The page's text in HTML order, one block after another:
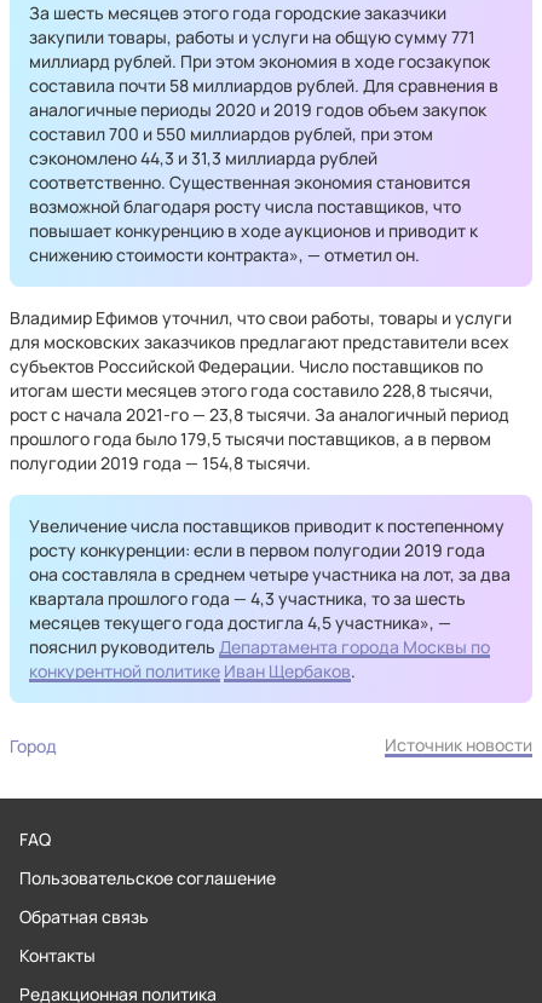
За шесть месяцев этого года городские заказчики
закупили товары, работы и услуги на общую сумму 771
миллиард рублей. При этом экономия в ходе госзакупок
составила почти 58 миллиардов рублей. Для сравнения в
аналогичные периоды 2020 и 2019 годов объем закупок
составил 700 и 550 миллиардов рублей, при этом
сэкономлено 44,3 и 31,3 миллиарда рублей
соответственно. Существенная экономия становится
возможной благодаря росту числа поставщиков, что
повышает конкуренцию в ходе аукционов и приводит к
снижению стоимости контракта», — отметил он.
Владимир Ефимов уточнил, что свои работы, товары и услуги
для московских заказчиков предлагают представители всех
субъектов Российской Федерации. Число поставщиков по
итогам шести месяцев этого года составило 228,8 тысячи,
рост с начала 2021-го — 23,8 тысячи. За аналогичный период
прошлого года было 179,5 тысячи поставщиков, а в первом
полугодии 2019 года — 154,8 тысячи.
Увеличение числа поставщиков приводит к постепенному
росту конкуренции: если в первом полугодии 2019 года
она составляла в среднем четыре участника на лот, за два
квартала прошлого года — 4,3 участника, то за шесть
месяцев текущего года достигла 4,5 участника», —
пояснил руководитель Департамента города Москвы по
конкурентной политике Иван Щербаков.
Город Источник новости
FAQ
Пользовательское соглашение
Обратная связь
Контакты
Редакционная политика